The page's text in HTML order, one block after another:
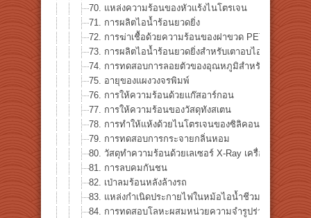
70. แหล่งความร้อนของหัวแร้งไนโตรเจน
71. การผลิตไอน้ำร้อนยวดยิ่ง
72. การฆ่าเชื้อด้วยความร้อนของฝาขวด PET
73. การผลิตไอน้ำร้อนยวดยิ่งสำหรับเตาอบไอน้ำ
74. การทดสอบการลอยตัวของอุณหภูมิสำหรับอุปกรณ์อิเ
75. อายุของแผงวงจรพิมพ์
76. การให้ความร้อนด้วยแก๊สอาร์กอน
77. การให้ความร้อนของวัสดุทังสเตน
78. การทำให้แห้งด้วยไนโตรเจนของซิลิคอนเวเฟอร์
79. การทดสอบการกระจายกลิ่นหอม
80. วัสดุทำความร้อนด้วยเลเซอร์ X-Ray เครื่องเร่งความเร็
81. การลบคมกันชน
82. เป่าลมร้อนหลังล้างรถ
83. แหล่งกำเนิดประกายไฟในหม้อไอน้ำชีวมวล
84. การทดสอบโลหะผสมหน่วยความจำรูปร่าง